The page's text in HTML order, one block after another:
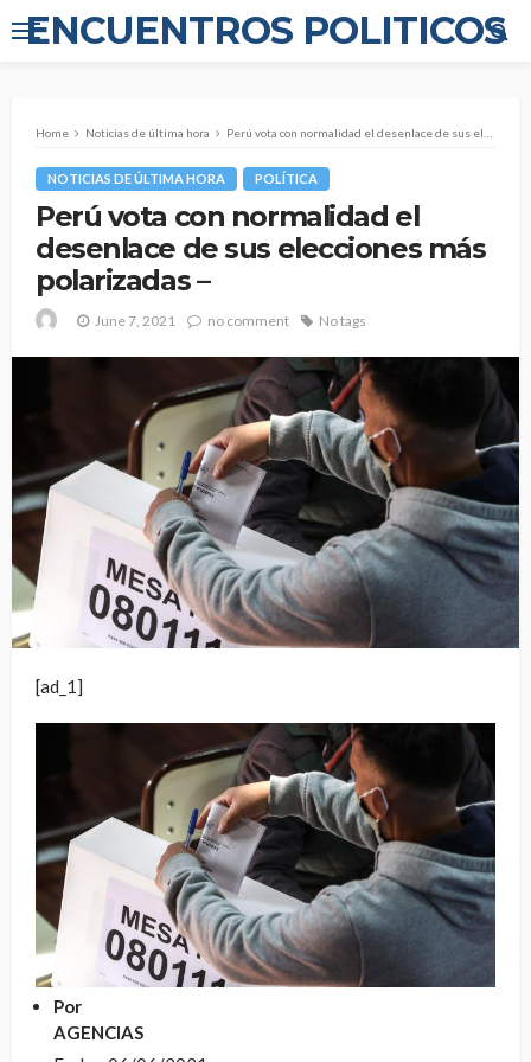
ENCUENTROS POLITICOS
Home Noticias de última hora Perú vota con normalidad el desenlace de sus elecciones más polarizadas –
NOTICIAS DE ÚLTIMA HORA POLÍTICA
Perú vota con normalidad el
desenlace de sus elecciones más
polarizadas –
June 7, 2021 no comment No tags
[ad_1]
Por
AGENCIAS